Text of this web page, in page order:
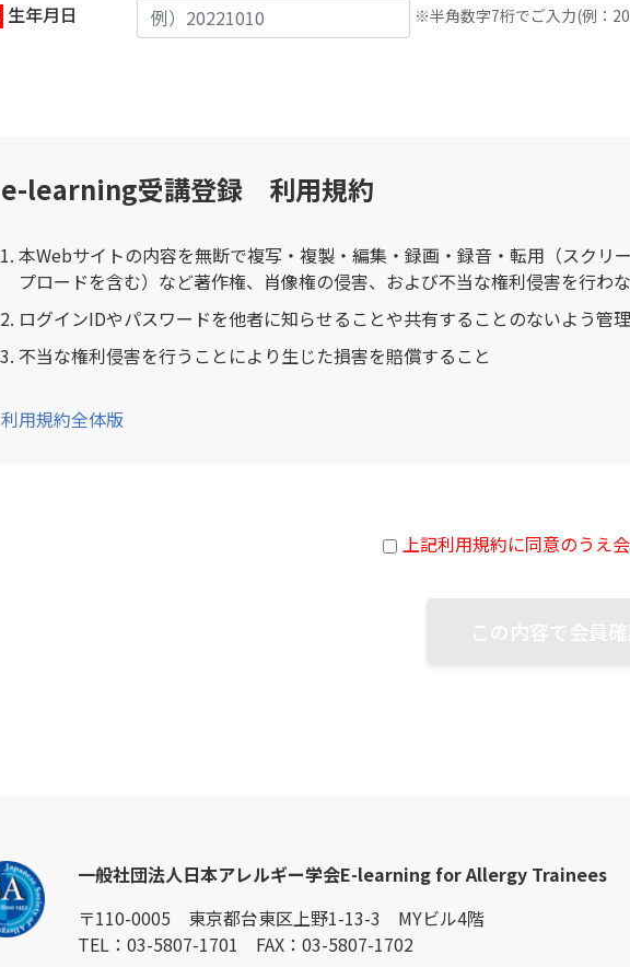
生年月日 ※半角数字7桁でご入力(例：
e-learning受講登録 利用規約
本Webサイトの内容を無断で複写・複製・編集・録画・録音・転用（スクリ
プロードを含む）など著作権、肖像権の侵害、および不当な権利侵害を行わ
ログインIDやパスワードを他者に知らせることや共有することのないよう管
不当な権利侵害を行うことにより生じた損害を賠償すること
利用規約全体版
上記利用規約に同意のうえ
一般社団法人日本アレルギー学会E-learning for Allergy Trainees
〒110-0005 東京都台東区上野1-13-3 MYビル4階
TEL：03-5807-1701 FAX：03-5807-1702